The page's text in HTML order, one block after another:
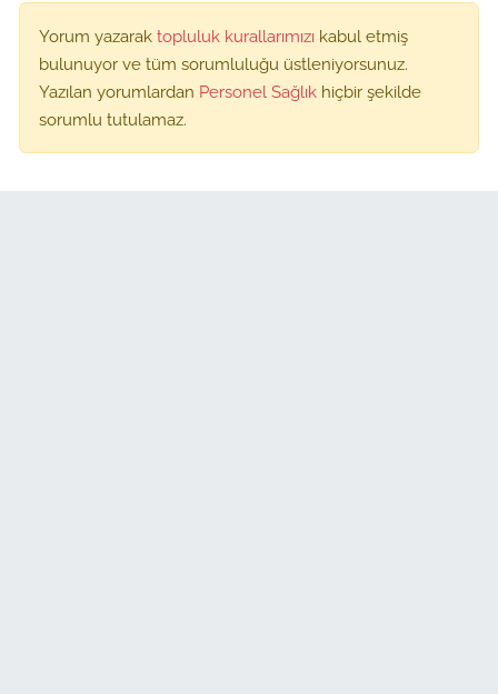
Yorum yazarak topluluk kurallarımızı kabul etmiş
bulunuyor ve tüm sorumluluğu üstleniyorsunuz.
Yazılan yorumlardan Personel Sağlık hiçbir şekilde
sorumlu tutulamaz.